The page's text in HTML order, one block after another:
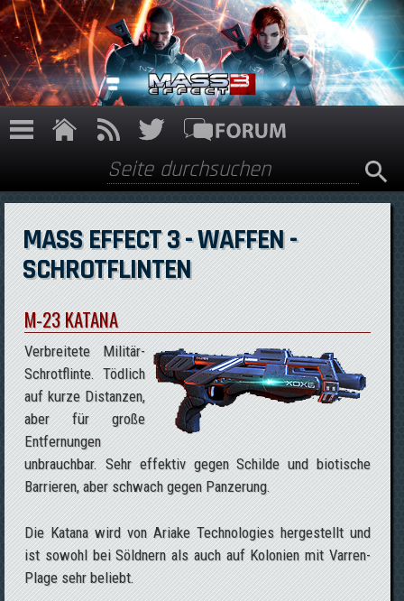
Direkt zum Inhalt
Suchformular
Suche
MASS EFFECT 3 - WAFFEN -
SCHROTFLINTEN
M-23 KATANA
Verbreitete Militär-
Schrotflinte. Tödlich
auf kurze Distanzen,
aber für große
Entfernungen
unbrauchbar. Sehr effektiv gegen Schilde und biotische
Barrieren, aber schwach gegen Panzerung.
Die Katana wird von Ariake Technologies hergestellt und
ist sowohl bei Söldnern als auch auf Kolonien mit Varren-
Plage sehr beliebt.